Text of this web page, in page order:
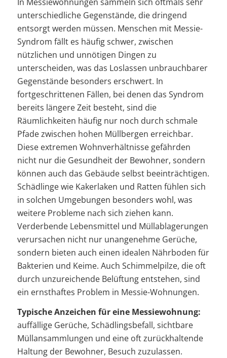
unterschiedliche Gegenstände, die dringend
entsorgt werden müssen. Menschen mit Messie-
Syndrom fällt es häufig schwer, zwischen
nützlichen und unnötigen Dingen zu
unterscheiden, was das Loslassen unbrauchbarer
Gegenstände besonders erschwert. In
fortgeschrittenen Fällen, bei denen das Syndrom
bereits längere Zeit besteht, sind die
Räumlichkeiten häufig nur noch durch schmale
Pfade zwischen hohen Müllbergen erreichbar.
Diese extremen Wohnverhältnisse gefährden
nicht nur die Gesundheit der Bewohner, sondern
können auch das Gebäude selbst beeinträchtigen.
Schädlinge wie Kakerlaken und Ratten fühlen sich
in solchen Umgebungen besonders wohl, was
weitere Probleme nach sich ziehen kann.
Verderbende Lebensmittel und Müllablagerungen
verursachen nicht nur unangenehme Gerüche,
sondern bieten auch einen idealen Nährboden für
Bakterien und Keime. Auch Schimmelpilze, die oft
durch unzureichende Belüftung entstehen, sind
ein ernsthaftes Problem in Messie-Wohnungen.
Typische Anzeichen für eine Messiewohnung:
auffällige Gerüche, Schädlingsbefall, sichtbare
Müllansammlungen und eine oft zurückhaltende
Haltung der Bewohner, Besuch zuzulassen.